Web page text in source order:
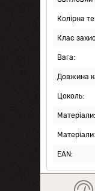
Колірна
Клас
Вага:
Довжина
Цоколь:
Матеріали:
Матеріали:
EAN: